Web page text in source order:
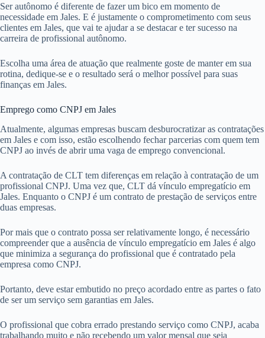
Ser autônomo é diferente de fazer um bico em momento de
necessidade em Jales. E é justamente o comprometimento com seus
clientes em Jales, que vai te ajudar a se destacar e ter sucesso na
carreira de profissional autônomo.
Escolha uma área de atuação que realmente goste de manter em sua
rotina, dedique-se e o resultado será o melhor possível para suas
finanças em Jales.
Emprego como CNPJ em Jales
Atualmente, algumas empresas buscam desburocratizar as contratações
em Jales e com isso, estão escolhendo fechar parcerias com quem tem
CNPJ ao invés de abrir uma vaga de emprego convencional.
A contratação de CLT tem diferenças em relação à contratação de um
profissional CNPJ. Uma vez que, CLT dá vínculo empregatício em
Jales. Enquanto o CNPJ é um contrato de prestação de serviços entre
duas empresas.
Por mais que o contrato possa ser relativamente longo, é necessário
compreender que a ausência de vínculo empregatício em Jales é algo
que minimiza a segurança do profissional que é contratado pela
empresa como CNPJ.
Portanto, deve estar embutido no preço acordado entre as partes o fato
de ser um serviço sem garantias em Jales.
O profissional que cobra errado prestando serviço como CNPJ, acaba
trabalhando muito e não recebendo um valor mensal que seja